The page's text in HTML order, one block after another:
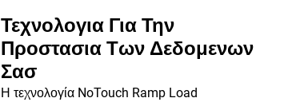
Τεχνολογια Για Την
Προστασια Των Δεδομενων
Σασ
Η τεχνολογία NoTouch Ramp Load